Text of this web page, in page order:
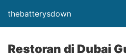
thebatterysdown
Restoran di Dubai